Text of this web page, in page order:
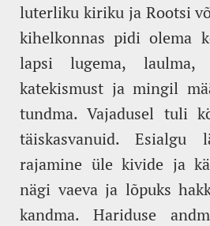
luterliku kiriku ja Rootsi
kihelkonnas pidi olema
lapsi lugema, laulma,
katekismust ja mingil
tundma. Vajadusel tuli
täiskasvanuid. Esialgu
rajamine üle kivide ja
nägi vaeva ja lõpuks
kandma. Hariduse